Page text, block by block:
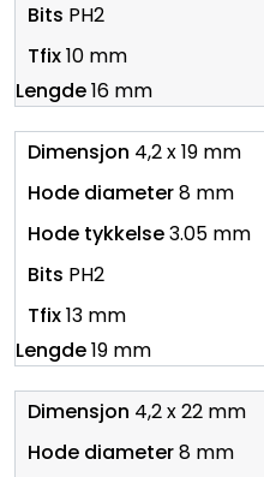
PH2
10 mm
16 mm
4,2 x 19 mm
8 mm
3.05 mm
PH2
13 mm
19 mm
4,2 x 22 mm
8 mm